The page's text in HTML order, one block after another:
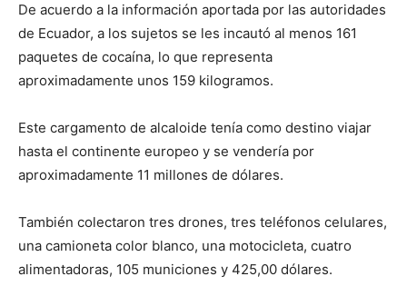
De acuerdo a la información aportada por las autoridades
de Ecuador, a los sujetos se les incautó al menos 161
paquetes de cocaína, lo que representa
aproximadamente unos 159 kilogramos.
Este cargamento de alcaloide tenía como destino viajar
hasta el continente europeo y se vendería por
aproximadamente 11 millones de dólares.
También colectaron tres drones, tres teléfonos celulares,
una camioneta color blanco, una motocicleta, cuatro
alimentadoras, 105 municiones y 425,00 dólares.